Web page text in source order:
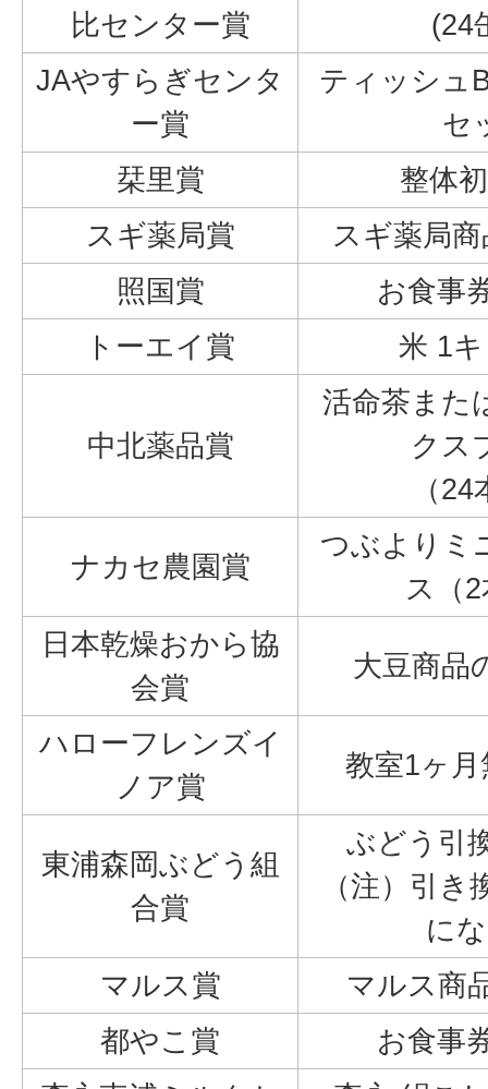
比センター賞
(24
JAやすらぎセンタ
ー賞
ティッシュ
セ
栞里賞
整体
スギ薬局賞
スギ薬局
照国賞
お食事
トーエイ賞
米 1
中北薬品賞
活命茶また
クス
（
ナカセ農園賞
つぶよりミ
ス（
日本乾燥おから協
会賞
大豆商品
ハローフレンズイ
ノア賞
教室1ヶ
東浦森岡ぶどう組
合賞
ぶどう引
（注）引
に
マルス賞
マルス商
都やこ賞
お食事